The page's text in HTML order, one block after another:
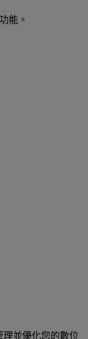
能。
理並優化您的數位